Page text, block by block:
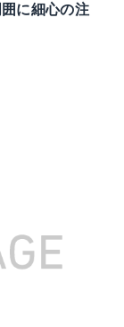
に細心の注